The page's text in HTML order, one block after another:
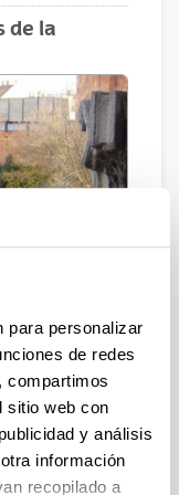
para personalizar
de redes
compartimos
sitio web con
y análisis
información
recopilado a
de la